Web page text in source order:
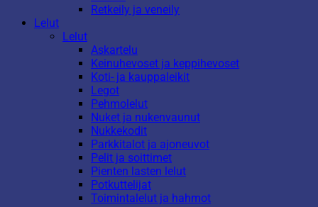
Retkeily ja veneily
Lelut
Lelut
Askartelu
Keinuhevoset ja keppihevoset
Koti- ja kauppaleikit
Legot
Pehmolelut
Nuket ja nukenvaunut
Nukkekodit
Parkkitalot ja ajoneuvot
Pelit ja soittimet
Pienten lasten lelut
Potkuttelijat
Toimintalelut ja hahmot